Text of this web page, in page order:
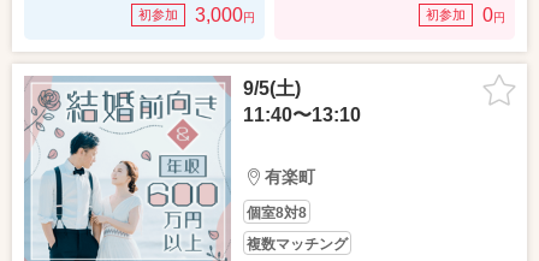
初参加 3,000円 初参加 0円
9/5(土)
11:40〜13:10
有楽町
個室8対8
複数マッチング